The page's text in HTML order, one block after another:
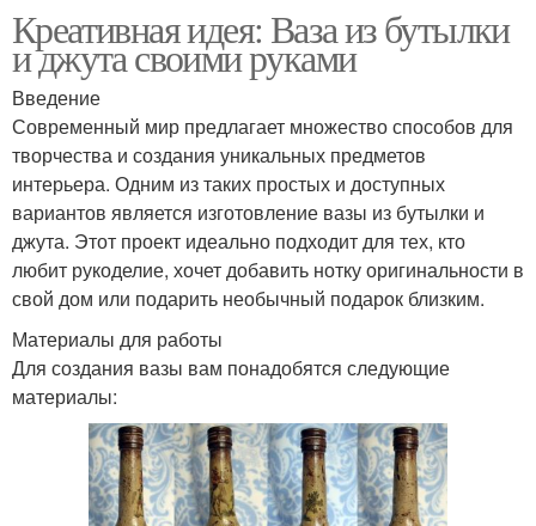
Креативная идея: Ваза из бутылки
и джута своими руками
Введение
Современный мир предлагает множество способов для
творчества и создания уникальных предметов
интерьера. Одним из таких простых и доступных
вариантов является изготовление вазы из бутылки и
джута. Этот проект идеально подходит для тех, кто
любит рукоделие, хочет добавить нотку оригинальности в
свой дом или подарить необычный подарок близким.
Материалы для работы
Для создания вазы вам понадобятся следующие
материалы: